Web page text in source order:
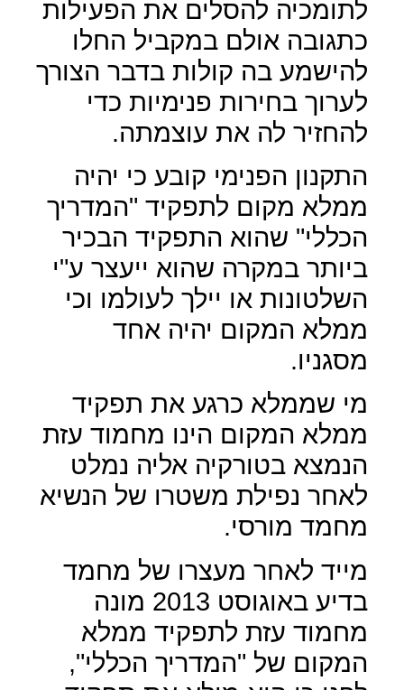
לתומכיה להסלים את הפעילות
כתגובה אולם במקביל החלו
להישמע בה קולות בדבר הצורך
לערוך בחירות פנימיות כדי
להחזיר לה את עוצמתה.
התקנון הפנימי קובע כי יהיה
ממלא מקום לתפקיד "המדריך
הכללי" שהוא התפקיד הבכיר
ביותר במקרה שהוא ייעצר ע"י
השלטונות או יילך לעולמו וכי
ממלא המקום יהיה אחד
מסגניו.
מי שממלא כרגע את תפקיד
ממלא המקום הינו מחמוד עזת
הנמצא בטורקיה אליה נמלט
לאחר נפילת משטרו של הנשיא
מחמד מורסי.
מייד לאחר מעצרו של מחמד
בדיע באוגוסט 2013 מונה
מחמוד עזת לתפקיד ממלא
המקום של "המדריך הכללי",